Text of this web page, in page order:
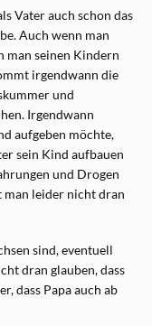
Vater auch schon das
Auch wenn man
man seinen Kindern
irgendwann die
und
Irgendwann
aufgeben möchte,
sein Kind aufbauen
und Drogen
man leider nicht dran
sind, eventuell
dran glauben, dass
dass Papa auch ab